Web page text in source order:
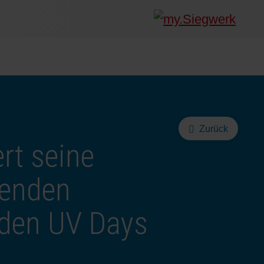
Zurück
seine
UV Days